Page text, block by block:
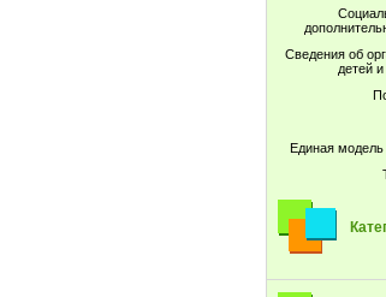
Сведения об
детей
Единая